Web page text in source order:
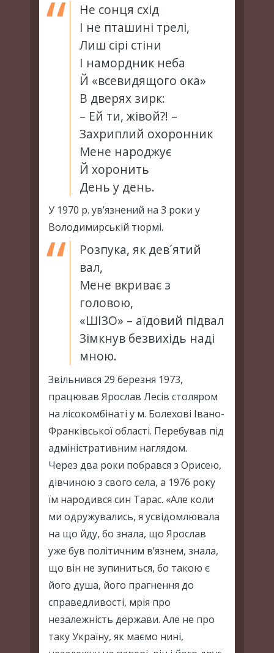
Не сонця схід
І не пташині трелі,
Лиш сірі стіни
І намордник неба
Й «всевидящого ока»
В дверях зирк:
– Ей ти, жівой?! –
Захриплий охоронник
Мене народжує
Й хоронить
День у день.
У 1970 р. ув’язнений на 3 роки у
Володимирській тюрмі.
Розпука, як дев´ятий
вал,
Мене вкриває з
головою,
«ШІЗО» – аїдовий підвал
Зімкнув безвихідь наді
мною.
Звільнився 29 березня 1973,
працював Ярослав Лесів столяром
на лісокомбінаті у м. Болехові Івано-
Франківської області. Перебував під
адміністративним наглядом.
Через два роки побрався з Орисею,
дівчиною з свого села, а 1976 року
їм народився син Тарас. «Але коли
ми одружувались, я усвідомлювала
на що йду, бо знала, що Ярослав
уже був політичним в’язнем, знала,
що він не зупиниться, бо такою є
його душа, його прагнення до
справедливості, мрія про
незалежність держави. Але не про
таку Україну, як маємо нині,